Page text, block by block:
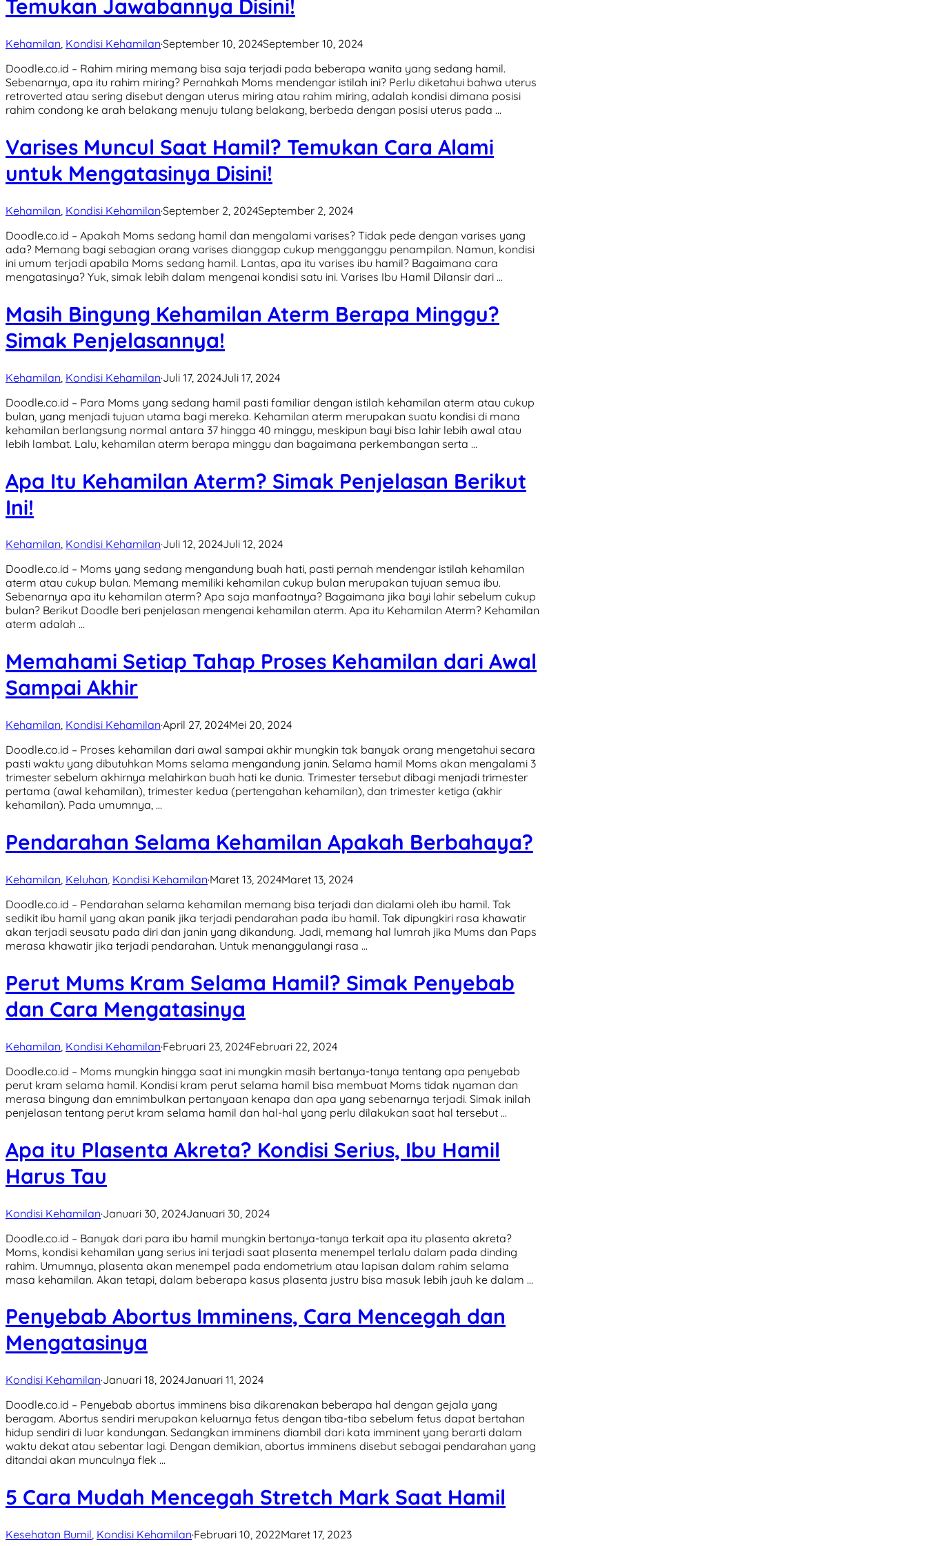
Temukan Jawabannya Disini!
Kehamilan, Kondisi Kehamilan·September 10, 2024September 10, 2024
Doodle.co.id – Rahim miring memang bisa saja terjadi pada beberapa wanita yang sedang hamil.
Sebenarnya, apa itu rahim miring? Pernahkah Moms mendengar istilah ini? Perlu diketahui bahwa uterus
retroverted atau sering disebut dengan uterus miring atau rahim miring, adalah kondisi dimana posisi
rahim condong ke arah belakang menuju tulang belakang, berbeda dengan posisi uterus pada …
Varises Muncul Saat Hamil? Temukan Cara Alami
untuk Mengatasinya Disini!
Kehamilan Kondisi Kehamilan·September 2, 2024September 2, 2024
Doodle.co.id – Apakah Moms sedang hamil dan mengalami varises? Tidak pede dengan varises yang
ada? Memang bagi sebagian orang varises dianggap cukup mengganggu penampilan. Namun, kondisi
ini umum terjadi apabila Moms sedang hamil. Lantas, apa itu varises ibu hamil? Bagaimana cara
mengatasinya? Yuk, simak lebih dalam mengenai kondisi satu ini. Varises Ibu Hamil Dilansir dari …
Masih Bingung Kehamilan Aterm Berapa Minggu?
Simak Penjelasannya!
Kehamilan Kondisi Kehamilan·Juli 17, 2024Juli 17, 2024
Doodle.co.id – Para Moms yang sedang hamil pasti familiar dengan istilah kehamilan aterm atau cukup
bulan, yang menjadi tujuan utama bagi mereka. Kehamilan aterm merupakan suatu kondisi di mana
kehamilan berlangsung normal antara 37 hingga 40 minggu, meskipun bayi bisa lahir lebih awal atau
lebih lambat. Lalu, kehamilan aterm berapa minggu dan bagaimana perkembangan serta …
Apa Itu Kehamilan Aterm? Simak Penjelasan Berikut
Ini!
Kehamilan, Kondisi Kehamilan·Juli 12, 2024Juli 12, 2024
Doodle.co.id – Moms yang sedang mengandung buah hati, pasti pernah mendengar istilah kehamilan
aterm atau cukup bulan. Memang memiliki kehamilan cukup bulan merupakan tujuan semua ibu.
Sebenarnya apa itu kehamilan aterm? Apa saja manfaatnya? Bagaimana jika bayi lahir sebelum cukup
bulan? Berikut Doodle beri penjelasan mengenai kehamilan aterm. Apa itu Kehamilan Aterm? Kehamilan
aterm adalah …
Memahami Setiap Tahap Proses Kehamilan dari Awal
Sampai Akhir
Kehamilan, Kondisi Kehamilan·April 27, 2024Mei 20, 2024
Doodle.co.id – Proses kehamilan dari awal sampai akhir mungkin tak banyak orang mengetahui secara
pasti waktu yang dibutuhkan Moms selama mengandung janin. Selama hamil Moms akan mengalami 3
trimester sebelum akhirnya melahirkan buah hati ke dunia. Trimester tersebut dibagi menjadi trimester
pertama (awal kehamilan), trimester kedua (pertengahan kehamilan), dan trimester ketiga (akhir
kehamilan). Pada umumnya, …
Pendarahan Selama Kehamilan Apakah Berbahaya?
Kehamilan, Keluhan, Kondisi Kehamilan·Maret 13, 2024Maret 13, 2024
Doodle.co.id – Pendarahan selama kehamilan memang bisa terjadi dan dialami oleh ibu hamil. Tak
sedikit ibu hamil yang akan panik jika terjadi pendarahan pada ibu hamil. Tak dipungkiri rasa khawatir
akan terjadi seusatu pada diri dan janin yang dikandung. Jadi, memang hal lumrah jika Mums dan Paps
merasa khawatir jika terjadi pendarahan. Untuk menanggulangi rasa …
Perut Mums Kram Selama Hamil? Simak Penyebab
dan Cara Mengatasinya
Kehamilan Kondisi Kehamilan·Februari 23, 2024Februari 22, 2024
Doodle.co.id – Moms mungkin hingga saat ini mungkin masih bertanya-tanya tentang apa penyebab
perut kram selama hamil. Kondisi kram perut selama hamil bisa membuat Moms tidak nyaman dan
merasa bingung dan emnimbulkan pertanyaan kenapa dan apa yang sebenarnya terjadi. Simak inilah
penjelasan tentang perut kram selama hamil dan hal-hal yang perlu dilakukan saat hal tersebut …
Apa itu Plasenta Akreta? Kondisi Serius, Ibu Hamil
Harus Tau
Kondisi Kehamilan·Januari 30, 2024Januari 30, 2024
Doodle.co.id – Banyak dari para ibu hamil mungkin bertanya-tanya terkait apa itu plasenta akreta?
Moms, kondisi kehamilan yang serius ini terjadi saat plasenta menempel terlalu dalam pada dinding
rahim. Umumnya, plasenta akan menempel pada endometrium atau lapisan dalam rahim selama
masa kehamilan. Akan tetapi, dalam beberapa kasus plasenta justru bisa masuk lebih jauh ke dalam …
Penyebab Abortus Imminens, Cara Mencegah dan
Mengatasinya
Kondisi Kehamilan·Januari 18, 2024Januari 11, 2024
Doodle.co.id – Penyebab abortus imminens bisa dikarenakan beberapa hal dengan gejala yang
beragam. Abortus sendiri merupakan keluarnya fetus dengan tiba-tiba sebelum fetus dapat bertahan
hidup sendiri di luar kandungan. Sedangkan imminens diambil dari kata imminent yang berarti dalam
waktu dekat atau sebentar lagi. Dengan demikian, abortus imminens disebut sebagai pendarahan yang
ditandai akan munculnya flek …
5 Cara Mudah Mencegah Stretch Mark Saat Hamil
Kesehatan Bumil, Kondisi Kehamilan·Februari 10, 2022Maret 17, 2023